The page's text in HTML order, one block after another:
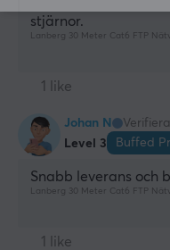
stjärnor.
Lanberg 30 Meter Cat6 FTP
1 like
Johan N
Level 3
Buffed
Snabb leverans och
Lanberg 30 Meter Cat6 FTP
1 like